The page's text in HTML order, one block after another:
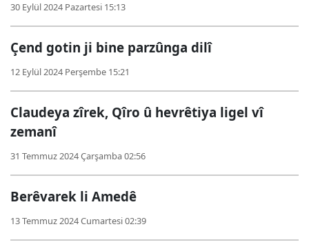
30 Eylül 2024 Pazartesi 15:13
Çend gotin ji bine parzûnga dilî
12 Eylül 2024 Perşembe 15:21
Claudeya zîrek, Qîro û hevrêtiya ligel vî
zemanî
31 Temmuz 2024 Çarşamba 02:56
Berêvarek li Amedê
13 Temmuz 2024 Cumartesi 02:39